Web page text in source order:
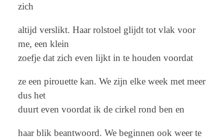
zich
altijd verslikt. Haar rolstoel glijdt tot vlak voor
me, een klein
zoefje dat zich even lijkt in te houden voordat
ze een pirouette kan. We zijn elke week met meer
dus het
duurt even voordat ik de cirkel rond ben en
haar blik beantwoord. We beginnen ook weer te